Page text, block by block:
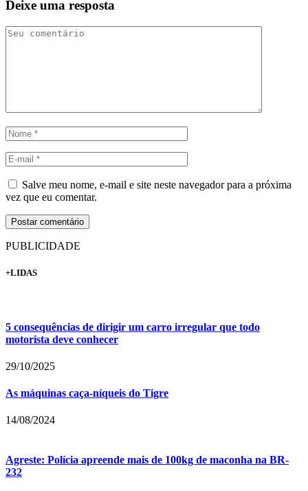
Deixe uma resposta
Salve meu nome, e-mail e site neste navegador para a próxima
vez que eu comentar.
PUBLICIDADE
+LIDAS
5 consequências de dirigir um carro irregular que todo
motorista deve conhecer
29/10/2025
As máquinas caça-níqueis do Tigre
14/08/2024
Agreste: Polícia apreende mais de 100kg de maconha na BR-
232